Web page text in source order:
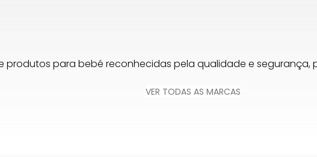
produtos para bebé reconhecidas pela qualidade e
VER TODAS AS MARCAS